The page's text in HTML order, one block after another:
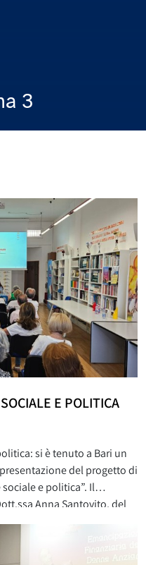
3
E POLITICA
si è tenuto a Bari un
del progetto di
e politica”. Il
Anna Santovito, del
di Scienze politiche